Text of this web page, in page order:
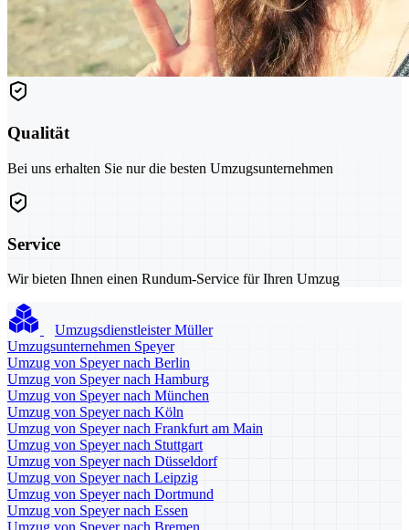
Qualität
Bei uns erhalten Sie nur die besten Umzugsunternehmen
Service
Wir bieten Ihnen einen Rundum-Service für Ihren Umzug
Umzugsdienstleister Müller
Umzugsunternehmen Speyer
Umzug von Speyer nach Berlin
Umzug von Speyer nach Hamburg
Umzug von Speyer nach München
Umzug von Speyer nach Köln
Umzug von Speyer nach Frankfurt am Main
Umzug von Speyer nach Stuttgart
Umzug von Speyer nach Düsseldorf
Umzug von Speyer nach Leipzig
Umzug von Speyer nach Dortmund
Umzug von Speyer nach Essen